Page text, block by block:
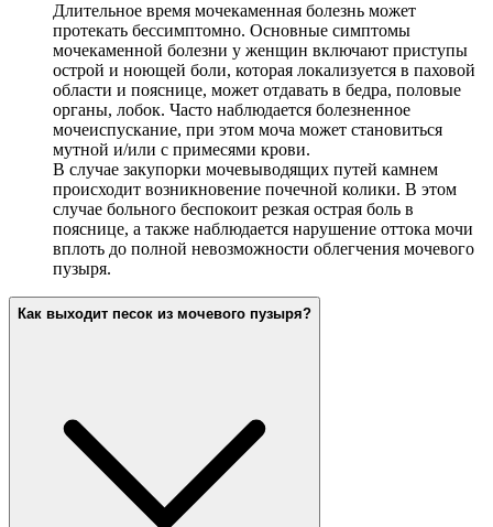
Длительное время мочекаменная болезнь может
протекать бессимптомно. Основные симптомы
мочекаменной болезни у женщин включают приступы
острой и ноющей боли, которая локализуется в паховой
области и пояснице, может отдавать в бедра, половые
органы, лобок. Часто наблюдается болезненное
мочеиспускание, при этом моча может становиться
мутной и/или с примесями крови.
В случае закупорки мочевыводящих путей камнем
происходит возникновение почечной колики. В этом
случае больного беспокоит резкая острая боль в
пояснице, а также наблюдается нарушение оттока мочи
вплоть до полной невозможности облегчения мочевого
пузыря.
Как выходит песок из мочевого пузыря?